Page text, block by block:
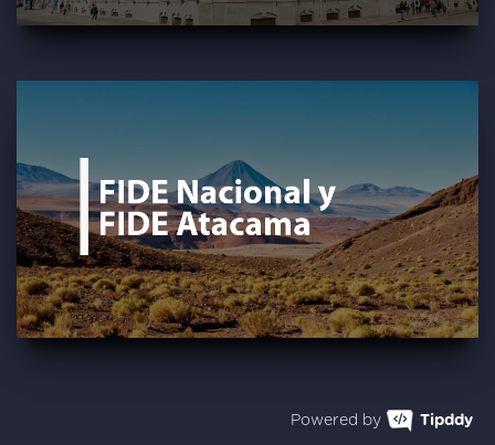
Powered by Tipddy